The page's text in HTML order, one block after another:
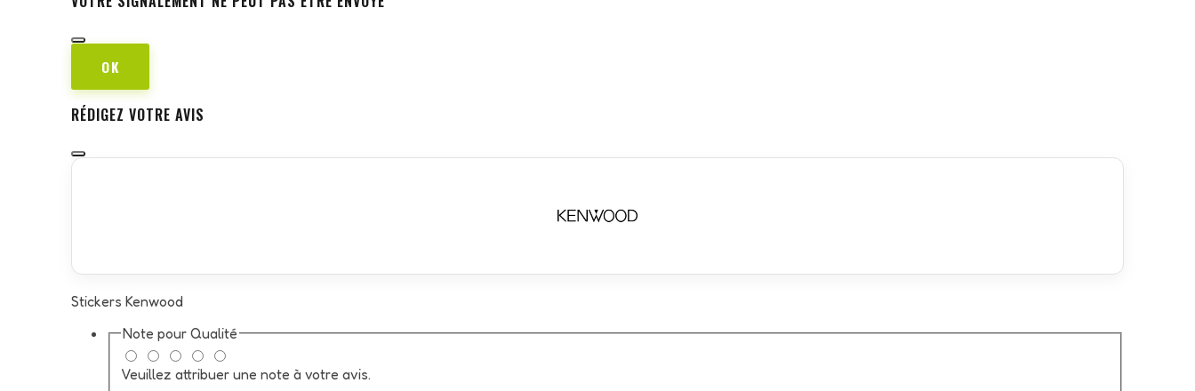
OK
RÉDIGEZ VOTRE AVIS
Stickers Kenwood
Note pour Qualité
Veuillez attribuer une note à votre avis.